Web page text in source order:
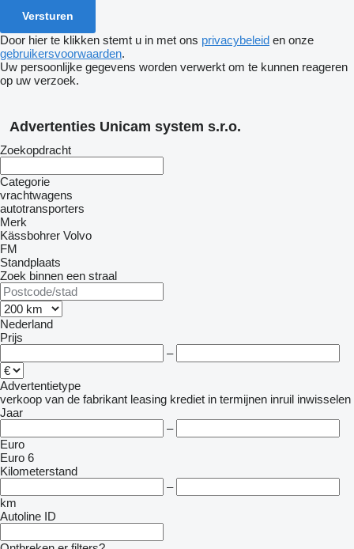
Door hier te klikken stemt u in met ons privacybeleid en onze
gebruikersvoorwaarden.
Uw persoonlijke gegevens worden verwerkt om te kunnen reageren
op uw verzoek.
Advertenties Unicam system s.r.o.
Zoekopdracht
Categorie
vrachtwagens
autotransporters
Merk
Kässbohrer Volvo
FM
Standplaats
Zoek binnen een straal
Nederland
Prijs
–
Advertentietype
verkoop van de fabrikant leasing krediet in termijnen inruil inwisselen
Jaar
–
Euro
Euro 6
Kilometerstand
–
km
Autoline ID